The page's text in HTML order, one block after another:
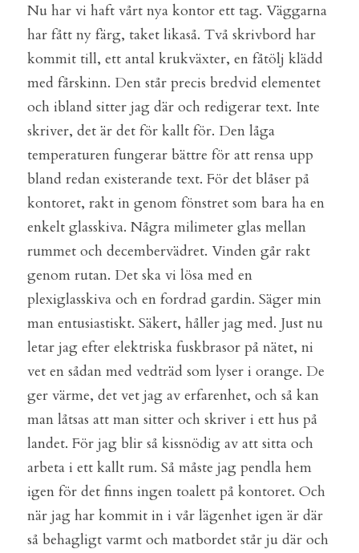
Nu har vi haft vårt nya kontor ett tag. Väggarna
har fått ny färg, taket likaså. Två skrivbord har
kommit till, ett antal krukväxter, en fåtölj klädd
med fårskinn. Den står precis bredvid elementet
och ibland sitter jag där och redigerar text. Inte
skriver, det är det för kallt för. Den låga
temperaturen fungerar bättre för att rensa upp
bland redan existerande text. För det blåser på
kontoret, rakt in genom fönstret som bara ha en
enkelt glasskiva. Några milimeter glas mellan
rummet och decembervädret. Vinden går rakt
genom rutan. Det ska vi lösa med en
plexiglasskiva och en fordrad gardin. Säger min
man entusiastiskt. Säkert, håller jag med. Just nu
letar jag efter elektriska fuskbrasor på nätet, ni
vet en sådan med vedträd som lyser i orange. De
ger värme, det vet jag av erfarenhet, och så kan
man låtsas att man sitter och skriver i ett hus på
landet. För jag blir så kissnödig av att sitta och
arbeta i ett kallt rum. Så måste jag pendla hem
igen för det finns ingen toalett på kontoret. Och
när jag har kommit in i vår lägenhet igen är där
så behagligt varmt och matbordet står ju där och